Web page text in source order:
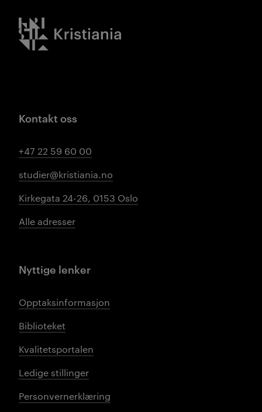
Kristiania logo
Kontakt oss
+47 22 59 60 00
studier@kristiania.no
Kirkegata 24-26, 0153 Oslo
Alle adresser
Nyttige lenker
Opptaksinformasjon
Biblioteket
Kvalitetsportalen
Ledige stillinger
Personvernerklæring